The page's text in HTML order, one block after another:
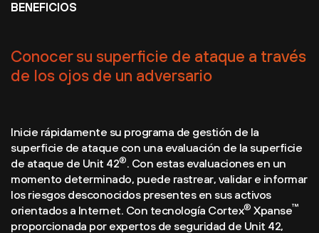
BENEFICIOS
Conocer su superficie de ataque a través
de los ojos de un adversario
Inicie rápidamente su programa de gestión de la
superficie de ataque con una evaluación de la superficie
de ataque de Unit 42®. Con estas evaluaciones en un
momento determinado, puede rastrear, validar e informar
los riesgos desconocidos presentes en sus activos
orientados a Internet. Con tecnología Cortex® Xpanse™
proporcionada por expertos de seguridad de Unit 42,